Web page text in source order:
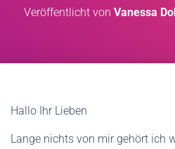
Veröffentlicht von Vanessa
Hallo Ihr Lieben
Lange nichts von mir gehört ich